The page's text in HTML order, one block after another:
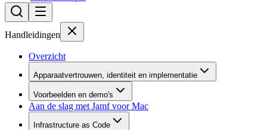
Handleidingen
Overzicht
Apparaatvertrouwen, identiteit en implementatie
Voorbeelden en demo's
Aan de slag met Jamf voor Mac
Infrastructure as Code